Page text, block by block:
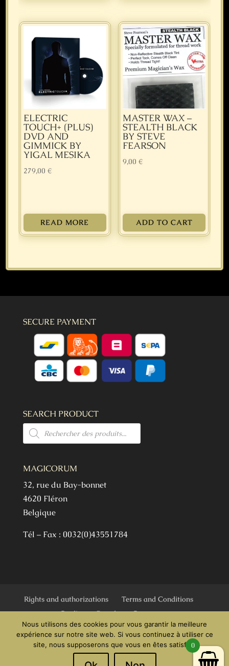
ELECTRIC
TOUCH+ (PLUS)
DVD AND
GIMMICK BY
YIGAL MESIKA
279,00€
READ MORE
MASTER WAX –
STEALTH BLACK
BY STEVE
FEARSON
9,00€
ADD TO CART
SECURE PAYMENT
SEARCH PRODUCT
Products
search
MAGICORUM
32, rue du Bay-bonnet
4620 Fléron
Belgique
Tél – Fax : 0032(0)43551784
Rights and authorizations
Terms and Conditions
Credits
Brands Contact
Magicorum - Tous droits réservés - Une
0
Nous utilisons des cookies pour vous garantir la meilleure
expérience sur notre site web. Si vous continuez à utiliser ce
site, nous supposerons que vous en êtes satisfait.